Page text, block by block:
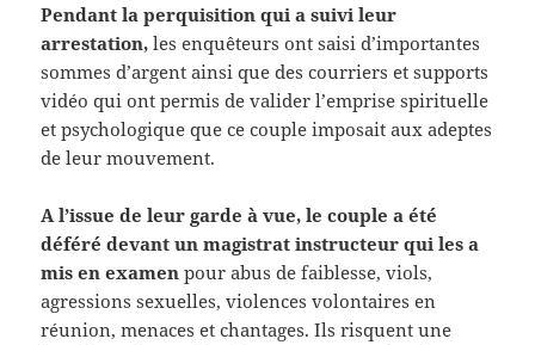
Pendant la perquisition qui a suivi leur
arrestation, les enquêteurs ont saisi d’importantes
sommes d’argent ainsi que des courriers et supports
vidéo qui ont permis de valider l’emprise spirituelle
et psychologique que ce couple imposait aux adeptes
de leur mouvement.
A l’issue de leur garde à vue, le couple a été
déféré devant un magistrat instructeur qui les a
mis en examen pour abus de faiblesse, viols,
agressions sexuelles, violences volontaires en
réunion, menaces et chantages. Ils risquent une